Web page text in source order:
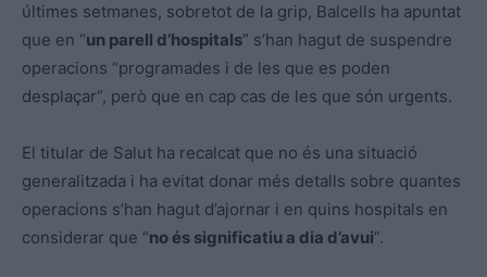
últimes setmanes, sobretot de la grip, Balcells ha apuntat
que en “un parell d’hospitals” s’han hagut de suspendre
operacions “programades i de les que es poden
desplaçar”, però que en cap cas de les que són urgents.
El titular de Salut ha recalcat que no és una situació
generalitzada i ha evitat donar més detalls sobre quantes
operacions s’han hagut d’ajornar i en quins hospitals en
considerar que “no és significatiu a dia d’avui”.